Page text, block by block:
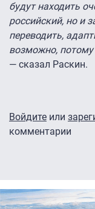
будут находить
российский, но и
переводить,
возможно, потому
— сказал Раскин.
Войдите или
комментарии